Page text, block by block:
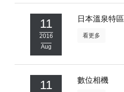
訂閱電子報
11
2016
Aug
日本溫泉特區
看更多
11 數位相機